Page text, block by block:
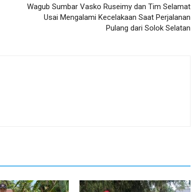
Wagub Sumbar Vasko Ruseimy dan Tim Selamat
Usai Mengalami Kecelakaan Saat Perjalanan
Pulang dari Solok Selatan